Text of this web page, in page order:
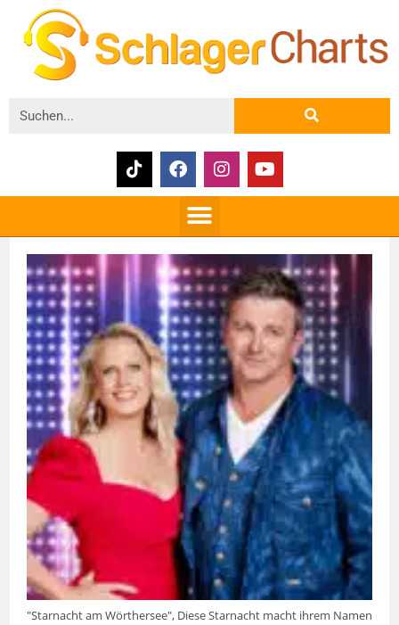
"Starnacht am Wörthersee", Diese Starnacht macht ihrem Namen